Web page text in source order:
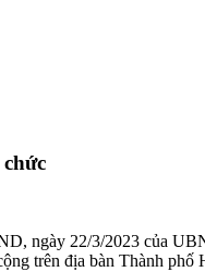
ngày 22/3/2023 của
trên địa bàn Thành phố